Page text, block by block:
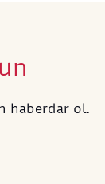
haberdar ol.